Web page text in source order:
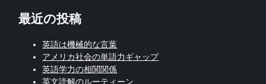
最近の投稿
英語は機械的な言葉
アメリカ社会の単語力ギャップ
英語学力の相関関係
英文読解のルーティーン